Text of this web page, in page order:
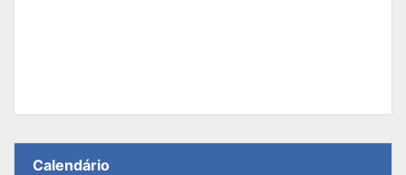
Calendário